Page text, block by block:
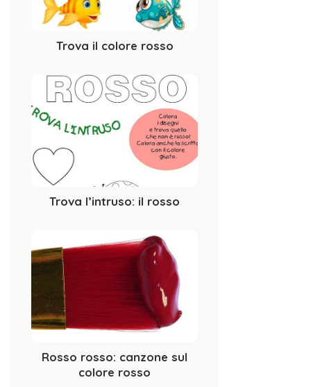
Trova il colore rosso
Trova l’intruso: il rosso
Rosso rosso: canzone sul
colore rosso